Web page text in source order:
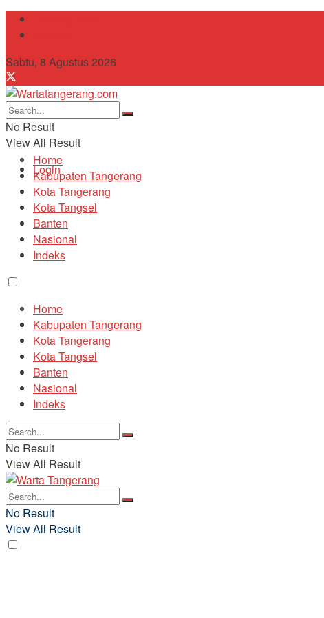
Sabtu, 8 Agustus 2026
No Result
View All Result
Login
Home
Kabupaten Tangerang
Kota Tangerang
Kota Tangsel
Banten
Nasional
Indeks
Home
Kabupaten Tangerang
Kota Tangerang
Kota Tangsel
Banten
Nasional
Indeks
No Result
View All Result
No Result
View All Result